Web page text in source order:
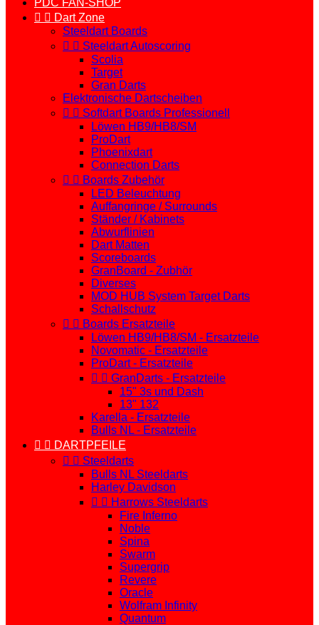
PDC FAN-SHOP
  Dart Zone
Steeldart Boards
  Steeldart Autoscoring
Scolia
Target
Gran Darts
Elektronische Dartscheiben
  Softdart Boards Professionell
Löwen HB9/HB8/SM
ProDart
Phoenixdart
Connection Darts
  Boards Zubehör
LED Beleuchtung
Auffangringe / Surrounds
Ständer / Kabinets
Abwurflinien
Dart Matten
Scoreboards
GranBoard - Zubhör
Diverses
MOD HUB System Target Darts
Schallschutz
  Boards Ersatzteile
Löwen HB9/HB8/SM - Ersatzteile
Novomatic - Ersatzteile
ProDart - Ersatzteile
  GranDarts - Ersatzteile
15" 3s und Dash
13" 132
Karella - Ersatzteile
Bulls NL - Ersatzteile
  DARTPFEILE
  Steeldarts
Bulls NL Steeldarts
Harley Davidson
  Harrows Steeldarts
Fire Inferno
Noble
Spina
Swarm
Supergrip
Revere
Oracle
Wolfram Infinity
Quantum